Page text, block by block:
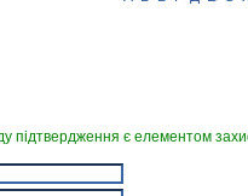
підтвердження є елементом